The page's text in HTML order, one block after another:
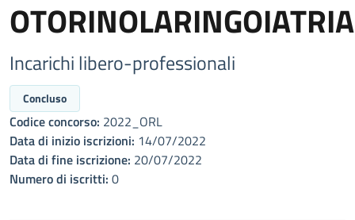
OTORINOLARINGOIATRIA
Incarichi libero-professionali
Concluso
Codice concorso: 2022_ORL
Data di inizio iscrizioni: 14/07/2022
Data di fine iscrizione: 20/07/2022
Numero di iscritti: 0